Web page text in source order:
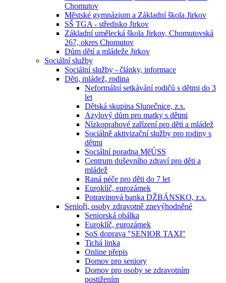
Chomutov
Městské gymnázium a Základní škola Jirkov
SŠ TGA - středisko Jirkov
Základní umělecká škola Jirkov, Chomutovská
267, okres Chomutov
Dům dětí a mládeže Jirkov
Sociální služby
Sociální služby - články, informace
Děti, mládež, rodina
Neformální setkávání rodičů s dětmi do 3
let
Dětská skupina Slunečnice, z.s.
Azylový dům pro matky s dětmi
Nízkoprahové zařízení pro děti a mládež
Sociálně aktivizační služby pro rodiny s
dětmi
Sociální poradna MěÚSS
Centrum duševního zdraví pro děti a
mládež
Raná péče pro děti do 7 let
Euroklíč, eurozámek
Potravinová banka DŽBÁNSKO, z.s.
Senioři, osoby zdravotně znevýhodněné
Seniorská obálka
Euroklíč, eurozámek
SoS doprava "SENIOR TAXI"
Tichá linka
Online přepis
Domov pro seniory
Domov pro osoby se zdravotním
postižením